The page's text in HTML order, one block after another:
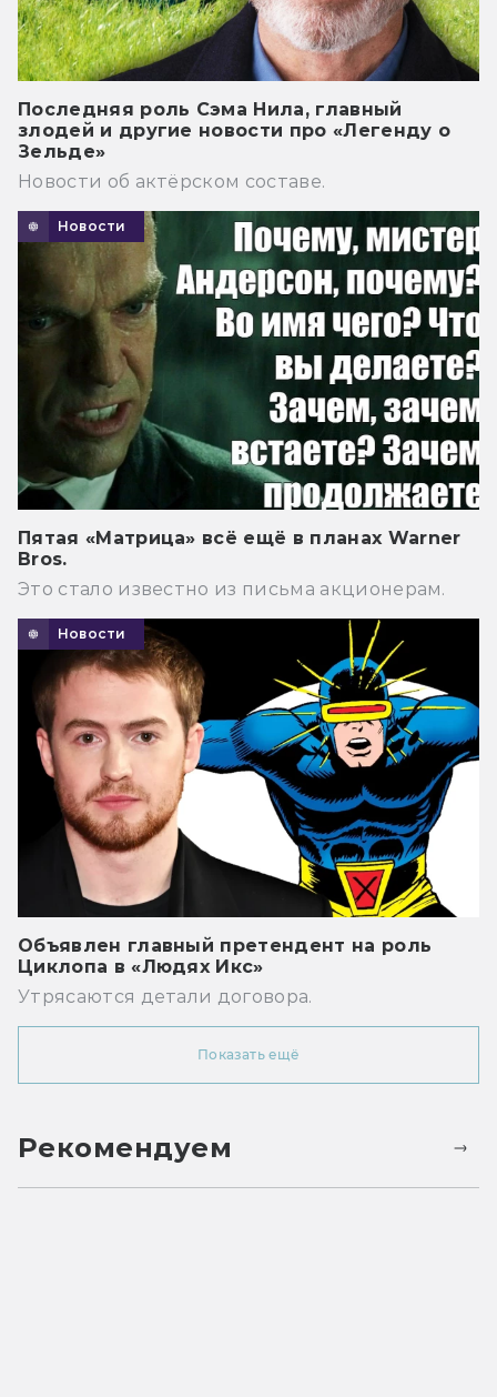
Последняя роль Сэма Нила, главный
злодей и другие новости про «Легенду о
Зельде»
Новости об актёрском составе.
Новости
Пятая «Матрица» всё ещё в планах Warner
Bros.
Это стало известно из письма акционерам.
Новости
Объявлен главный претендент на роль
Циклопа в «Людях Икс»
Утрясаются детали договора.
Показать ещё
Рекомендуем